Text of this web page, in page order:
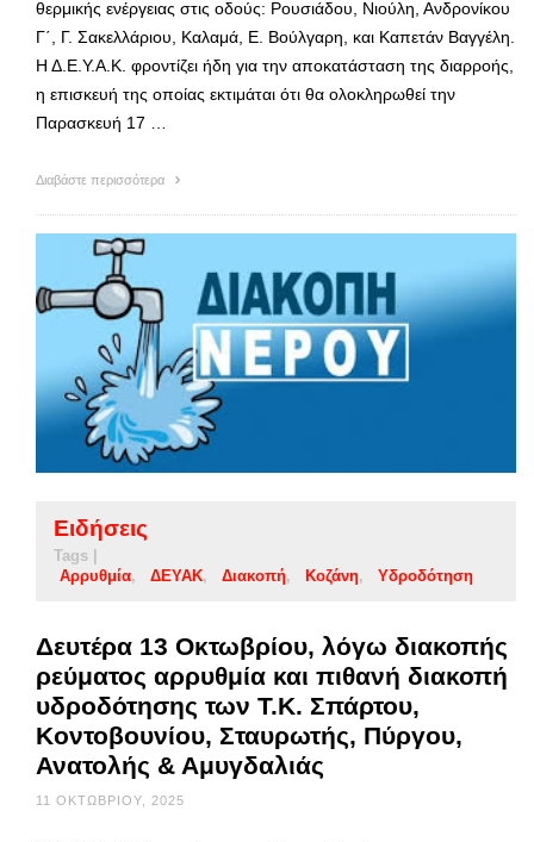
θερμικής ενέργειας στις οδούς: Ρουσιάδου, Νιούλη, Ανδρονίκου
Γ΄, Γ. Σακελλάριου, Καλαμά, Ε. Βούλγαρη, και Καπετάν Βαγγέλη.
Η Δ.Ε.Υ.Α.Κ. φροντίζει ήδη για την αποκατάσταση της διαρροής,
η επισκευή της οποίας εκτιμάται ότι θα ολοκληρωθεί την
Παρασκευή 17 …
Διαβάστε περισσότερα
Ειδήσεις
Tags |
Αρρυθμία
ΔΕΥΑΚ Διακοπή Κοζάνη Υδροδότηση
Δευτέρα 13 Οκτωβρίου, λόγω διακοπής
ρεύματος αρρυθμία και πιθανή διακοπή
υδροδότησης των Τ.Κ. Σπάρτου,
Κοντοβουνίου, Σταυρωτής, Πύργου,
Ανατολής & Αμυγδαλιάς
11 ΟΚΤΩΒΡΊΟΥ, 2025